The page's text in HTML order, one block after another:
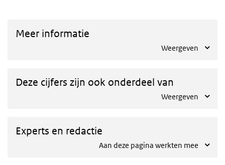
Meer informatie
Weergeven
Deze cijfers zijn ook onderdeel van
Weergeven
Experts en redactie
Aan deze pagina werkten mee